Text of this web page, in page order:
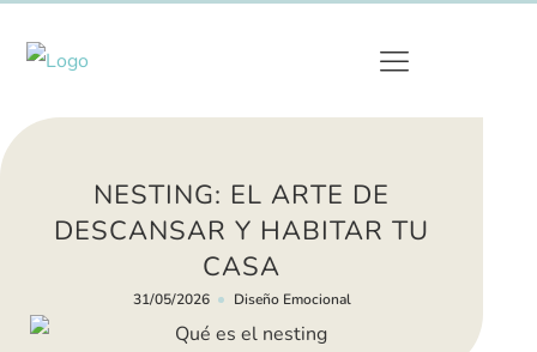
NESTING: EL ARTE DE
DESCANSAR Y HABITAR TU
CASA
31/05/2026 Diseño Emocional